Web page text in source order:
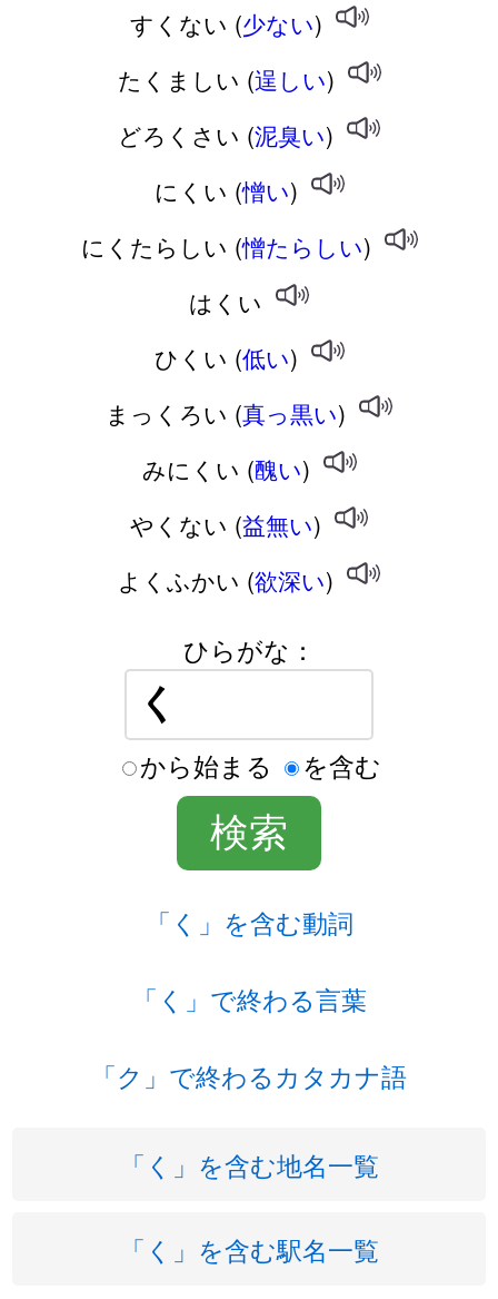
すくない (少ない)
たくましい (逞しい)
どろくさい (泥臭い)
にくい (憎い)
にくたらしい (憎たらしい)
はくい
ひくい (低い)
まっくろい (真っ黒い)
みにくい (醜い)
やくない (益無い)
よくふかい (欲深い)
ひらがな：
から始まる を含む
「く」を含む動詞
「く」で終わる言葉
「ク」で終わるカタカナ語
「く」を含む地名一覧
「く」を含む駅名一覧